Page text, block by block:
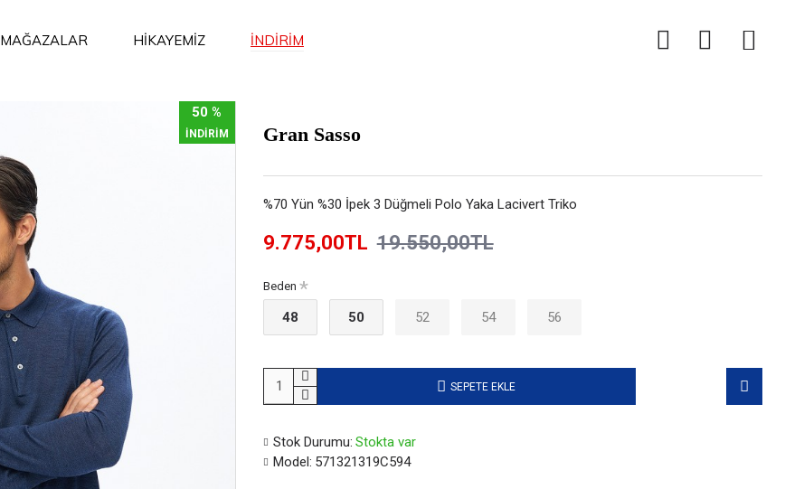
MAĞAZALAR HİKAYEMİZ İNDİRİM
İNDİRİM
50 %
Gran Sasso
%70 Yün %30 İpek 3 Düğmeli Polo Yaka Lacivert Triko
Stok Durumu: Stokta var
Model: 571321319C594
9.775,00TL 19.550,00TL
Beden
48 50 52 54 56
SEPETE EKLE